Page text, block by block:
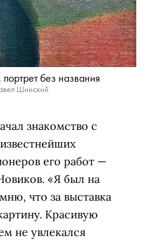
без названия
Шинский
знакомство с
его работ —
«Я был на
что за выставка
Красивую
не увлекался